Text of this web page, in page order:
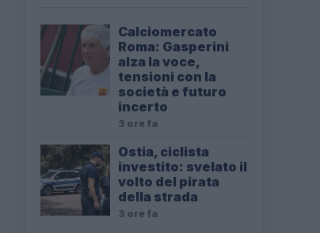
Calciomercato
Roma: Gasperini
alza la voce,
tensioni con la
società e futuro
incerto
3 ore fa
Ostia, ciclista
investito: svelato il
volto del pirata
della strada
3 ore fa